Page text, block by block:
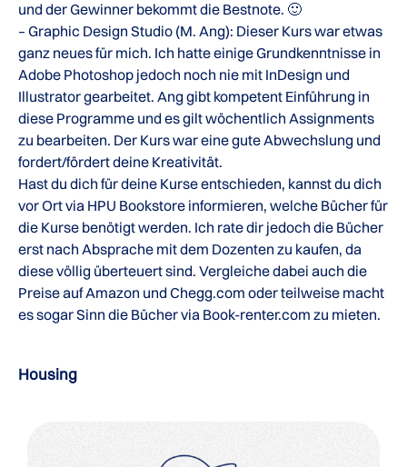
und der Gewinner bekommt die Bestnote. 🙂
– Graphic Design Studio (M. Ang): Dieser Kurs war etwas
ganz neues für mich. Ich hatte einige Grundkenntnisse in
Adobe Photoshop jedoch noch nie mit InDesign und
Illustrator gearbeitet. Ang gibt kompetent Einführung in
diese Programme und es gilt wöchentlich Assignments
zu bearbeiten. Der Kurs war eine gute Abwechslung und
fordert/fördert deine Kreativität.
Hast du dich für deine Kurse entschieden, kannst du dich
vor Ort via HPU Bookstore informieren, welche Bücher für
die Kurse benötigt werden. Ich rate dir jedoch die Bücher
erst nach Absprache mit dem Dozenten zu kaufen, da
diese völlig überteuert sind. Vergleiche dabei auch die
Preise auf Amazon und Chegg.com oder teilweise macht
es sogar Sinn die Bücher via Book-renter.com zu mieten.
Housing